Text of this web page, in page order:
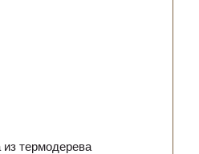
термодерева